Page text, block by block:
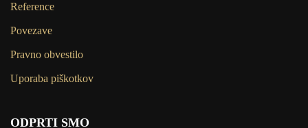
Reference
Povezave
Pravno obvestilo
Uporaba piškotkov
ODPRTI SMO